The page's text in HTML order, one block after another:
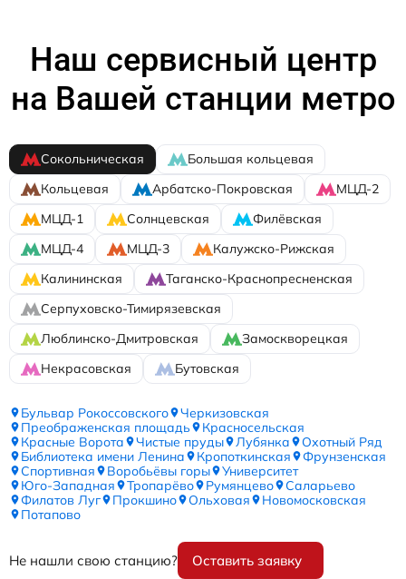
Наш сервисный центр
на Вашей станции метро
Сокольническая
Большая кольцевая
Кольцевая
Арбатско-Покровская
МЦД-2
МЦД-1
Солнцевская
Филёвская
МЦД-4
МЦД-3
Калужско-Рижская
Калининская
Таганско-Краснопресненская
Серпуховско-Тимирязевская
Люблинско-Дмитровская
Замоскворецкая
Некрасовская
Бутовская
Бульвар Рокоссовского
Черкизовская
Преображенская площадь
Красносельская
Красные Ворота
Чистые пруды Лубянка
Охотный Ряд
Библиотека имени Ленина
Кропоткинская
Фрунзенская
Спортивная
Воробьёвы горы
Университет
Юго-Западная
Тропарёво Румянцево
Саларьево
Филатов Луг
Прокшино Ольховая
Новомосковская
Потапово
Не нашли свою станцию? Оставить заявку